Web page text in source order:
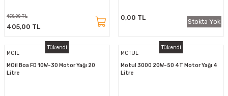
450,00 TL
405,00 TL
0,00 TL Stokta Yok
Tükendi
MOIL
MOil Boa FD 10W-30 Motor Yağı 20
Litre
Tükendi
MOTUL
Motul 3000 20W-50 4T Motor Yağı 4
Litre